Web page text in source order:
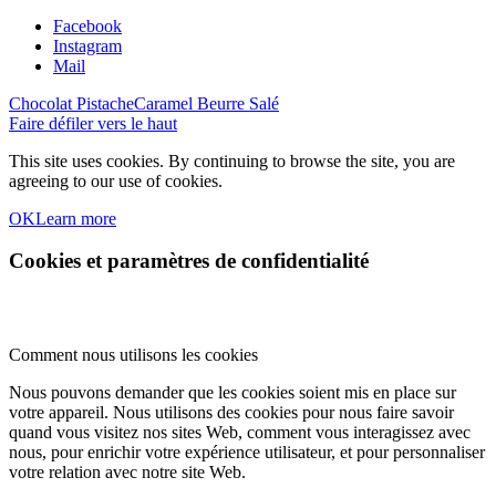
Facebook
Instagram
Mail
Chocolat PistacheCaramel Beurre Salé
Faire défiler vers le haut
This site uses cookies. By continuing to browse the site, you are
agreeing to our use of cookies.
OKLearn more
Cookies et paramètres de confidentialité
Comment nous utilisons les cookies
Nous pouvons demander que les cookies soient mis en place sur
votre appareil. Nous utilisons des cookies pour nous faire savoir
quand vous visitez nos sites Web, comment vous interagissez avec
nous, pour enrichir votre expérience utilisateur, et pour personnaliser
votre relation avec notre site Web.